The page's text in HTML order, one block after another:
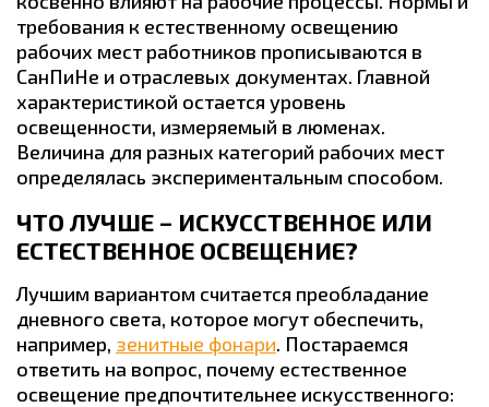
требования к естественному освещению
рабочих мест работников прописываются в
СанПиНе и отраслевых документах. Главной
характеристикой остается уровень
освещенности, измеряемый в люменах.
Величина для разных категорий рабочих мест
определялась экспериментальным способом.
ЧТО ЛУЧШЕ – ИСКУССТВЕННОЕ ИЛИ
ЕСТЕСТВЕННОЕ ОСВЕЩЕНИЕ?
Лучшим вариантом считается преобладание
дневного света, которое могут обеспечить,
например, зенитные фонари. Постараемся
ответить на вопрос, почему естественное
освещение предпочтительнее искусственного: